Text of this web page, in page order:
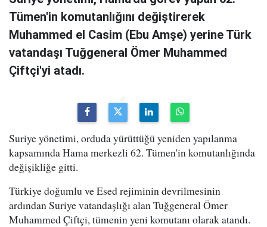
Tümen'in komutanlığını değiştirerek
Muhammed el Casim (Ebu Amşe) yerine Türk
vatandaşı Tuğgeneral Ömer Muhammed
Çiftçi'yi atadı.
Suriye yönetimi, orduda yürüttüğü yeniden yapılanma
kapsamında Hama merkezli 62. Tümen'in komutanlığında
değişikliğe gitti.
Türkiye doğumlu ve Esed rejiminin devrilmesinin
ardından Suriye vatandaşlığı alan Tuğgeneral Ömer
Muhammed Çiftçi, tümenin yeni komutanı olarak atandı.